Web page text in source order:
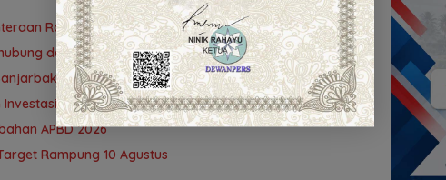
Rakyat
demi PAD
dan Penanganan Sungai Batola
Kalsel
APBD 2026
Rampung 10 Agustus